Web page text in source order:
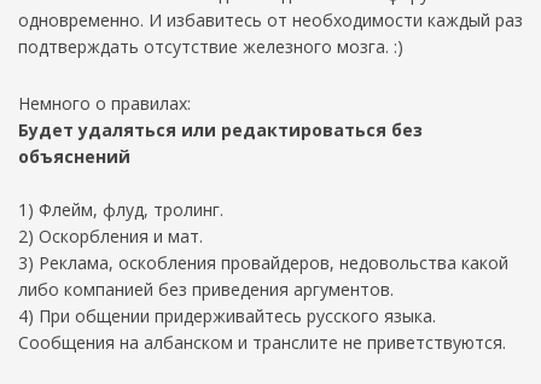
одновременно. И избавитесь от необходимости каждый раз
подтверждать отсутствие железного мозга. :)
Немного о правилах:
Будет удаляться или редактироваться без
объяснений
1) Флейм, флуд, тролинг.
2) Оскорбления и мат.
3) Реклама, оскобления провайдеров, недовольства какой
либо компанией без приведения аргументов.
4) При общении придерживайтесь русского языка.
Сообщения на албанском и транслите не приветствуются.